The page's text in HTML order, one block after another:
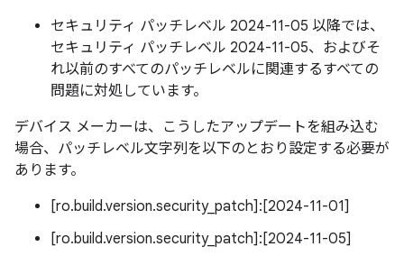
セキュリティ パッチレベル 2024-11-05 以降では、
セキュリティ パッチレベル 2024-11-05、およびそ
れ以前のすべてのパッチレベルに関連するすべての
問題に対処しています。
デバイス メーカーは、こうしたアップデートを組み込む
場合、パッチレベル文字列を以下のとおり設定する必要が
あります。
[ro.build.version.security_patch]:[2024-11-01]
[ro.build.version.security_patch]:[2024-11-05]